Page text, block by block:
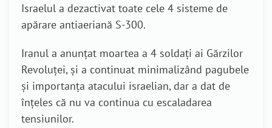
Israelul a dezactivat toate cele 4 sisteme de
apărare antiaeriană S-300.
Iranul a anunțat moartea a 4 soldați ai Gărzilor
Revoluței, și a continuat minimalizând pagubele
și importanța atacului israelian, dar a dat de
înțeles că nu va continua cu escaladarea
tensiunilor.